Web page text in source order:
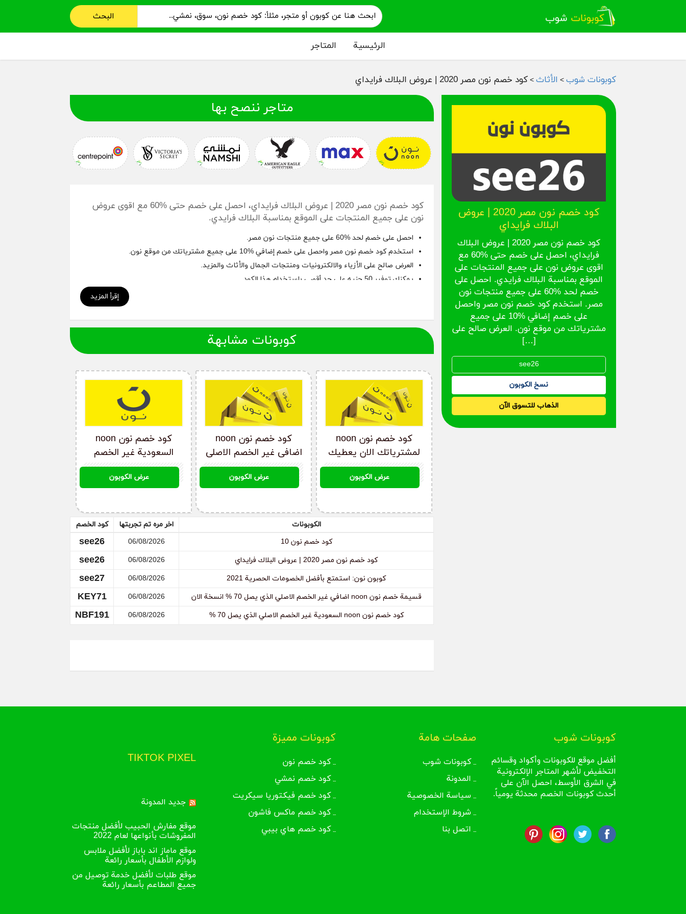
البحث
الرئيسية المتاجر
كوبونات شوب > الأثاث > كود خصم نون مصر 2020 | عروض البلاك فرايداي
كود خصم نون مصر 2020 | عروض
البلاك فرايداي
كود خصم نون مصر 2020 | عروض البلاك
فرايداي، احصل على خصم حتى %60 مع
اقوى عروض نون على جميع المنتجات على
الموقع بمناسبة البلاك فرايدي. احصل على
خصم لحد %60 على جميع منتجات نون
مصر. استخدم كود خصم نون مصر واحصل
على خصم إضافي %10 على جميع
مشترياتك من موقع نون. العرض صالح على
[…]
نسخ الكوبون
الذهاب للتسوق الآن
متاجر ننصح بها
إقرأ المزيد
كود خصم نون مصر 2020 | عروض البلاك فرايداي، احصل على خصم حتى %60 مع اقوى عروض
نون على جميع المنتجات على الموقع بمناسبة البلاك فرايدي.
احصل على خصم لحد %60 على جميع منتجات نون مصر.
استخدم كود خصم نون مصر واحصل على خصم إضافي %10 على جميع مشترياتك من موقع نون.
العرض صالح على الأزياء والالكترونيات ومنتجات الجمال والأثاث والمزيد.
يمكنك توفير 50 جنيه على حد أقصى باستخدام هذا الكود.
كوبونات مشابهة
كود خصم نون noon
السعودية غير الخصم
الاصلي الذي يصل 70 %
عرض الكوبون
كود خصم نون noon
اضافي غير الخصم الاصلي
الذي يصل 70 % لكل
المنتجات انسخة الان
عرض الكوبون
كود خصم نون noon
لمشترياتك الان يعطيك
خصم اضافي غير الخصم
الاصلي الذي يصل 70 %
عرض الكوبون
الكوبونات اخر مره تم تجربتها
كود الخصم
كود خصم نون 10
06/08/2026
see26
كود خصم نون مصر 2020 | عروض البلاك فرايداي 06/08/2026
see26
كوبون نون: استمتع بأفضل الخصومات الحصرية 2021 06/08/2026
see27
قسيمة خصم نون noon اضافي غير الخصم الاصلي الذي يصل 70 % انسخة الان 06/08/2026
KEY71
كود خصم نون noon السعودية غير الخصم الاصلي الذي يصل 70 % 06/08/2026
NBF191
كوبونات شوب
أفضل موقع للكوبونات وأكواد وقسائم
التخفيض لأشهر المتاجر الإلكترونية
في الشرق الأوسط، احصل الآن على
أحدث كوبونات الخصم محدثة يومياً.
صفحات هامة
كوبونات شوب
المدونة
سياسة الخصوصية
شروط الإستخدام
اتصل بنا
كوبونات مميزة
كود خصم نون
كود خصم نمشي
كود خصم فيكتوريا سيكريت
كود خصم ماكس فاشون
كود خصم هاي بيبي
TIKTOK PIXEL
جديد المدونة
موقع مفارش الحبيب لأفضل منتجات
المفروشات بأنواعها لعام 2022
موقع ماماز اند باباز لأفضل ملابس
ولوازم الأطفال بأسعار رائعة
موقع طلبات لأفضل خدمة توصيل من
جميع المطاعم بأسعار رائعة